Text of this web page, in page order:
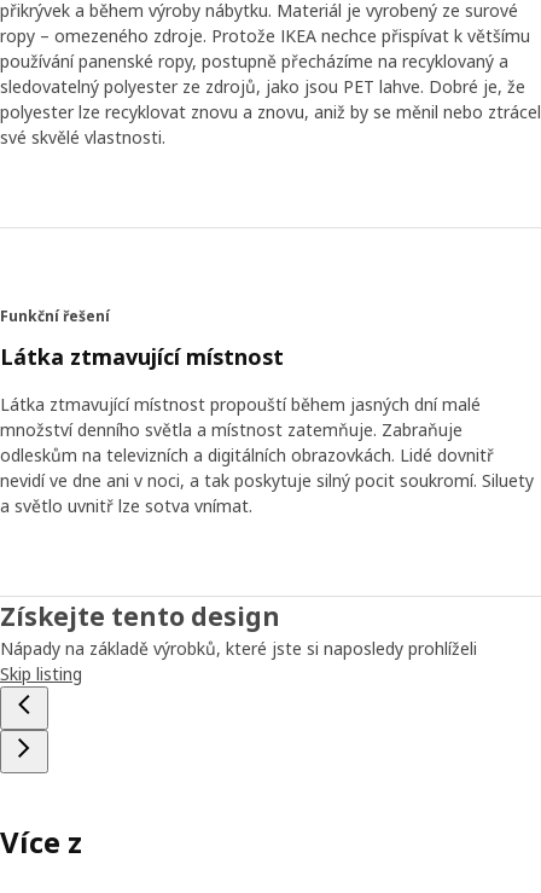
přikrývek a během výroby nábytku. Materiál je vyrobený ze surové
ropy – omezeného zdroje. Protože IKEA nechce přispívat k většímu
používání panenské ropy, postupně přecházíme na recyklovaný a
sledovatelný polyester ze zdrojů, jako jsou PET lahve. Dobré je, že
polyester lze recyklovat znovu a znovu, aniž by se měnil nebo ztrácel
své skvělé vlastnosti.
Funkční řešení
Látka ztmavující místnost
Látka ztmavující místnost propouští během jasných dní malé
množství denního světla a místnost zatemňuje. Zabraňuje
odleskům na televizních a digitálních obrazovkách. Lidé dovnitř
nevidí ve dne ani v noci, a tak poskytuje silný pocit soukromí. Siluety
a světlo uvnitř lze sotva vnímat.
Získejte tento design
Nápady na základě výrobků, které jste si naposledy prohlíželi
Skip listing
Více z